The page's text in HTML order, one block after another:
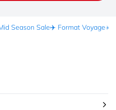
Season Sale✈️ Format Voyage☀️